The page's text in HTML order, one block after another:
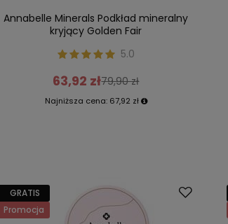
Annabelle Minerals Podkład mineralny
kryjący Golden Fair
5.0
63,92 zł79,90 zł
Najniższa cena: 67,92 zł
GRATIS
Promocja